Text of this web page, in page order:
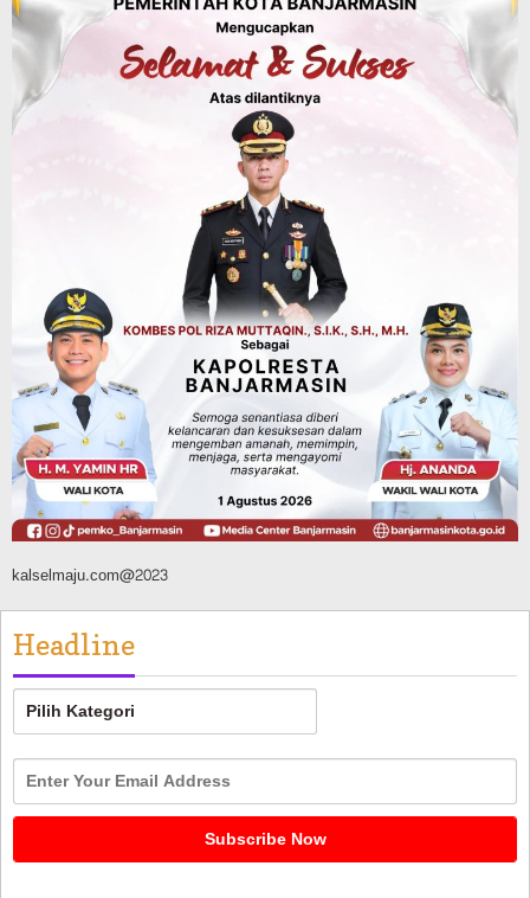
Agustus 8, 2026
Sosial & Keagamaan
Hari Pramuka ke-65, Kwarcab
Banjarmasin Ziarah ke Makam Pangeran
Antasari dan Gelar Ulang Janji
Advertorial Dinas Kehutanan Kalsel
Api Sempat Berkobar, Karhutla di
Tahura Sultan Adam Berhasil
Dikendalikan
Agustus 8, 2026
kalselmaju.com@2023
Headline
Headline